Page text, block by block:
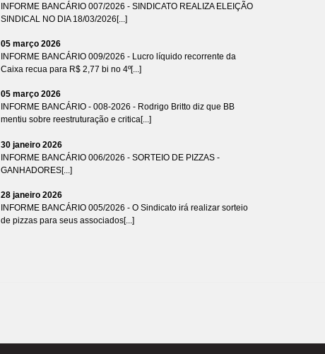
INFORME BANCÁRIO 007/2026 - SINDICATO REALIZA ELEIÇÃO
SINDICAL NO DIA 18/03/2026[...]
05 março 2026
INFORME BANCÁRIO 009/2026 - Lucro líquido recorrente da
Caixa recua para R$ 2,77 bi no 4º[...]
05 março 2026
INFORME BANCÁRIO - 008-2026 - Rodrigo Britto diz que BB
mentiu sobre reestruturação e critica[...]
30 janeiro 2026
INFORME BANCÁRIO 006/2026 - SORTEIO DE PIZZAS -
GANHADORES[...]
28 janeiro 2026
INFORME BANCÁRIO 005/2026 - O Sindicato irá realizar sorteio
de pizzas para seus associados[...]